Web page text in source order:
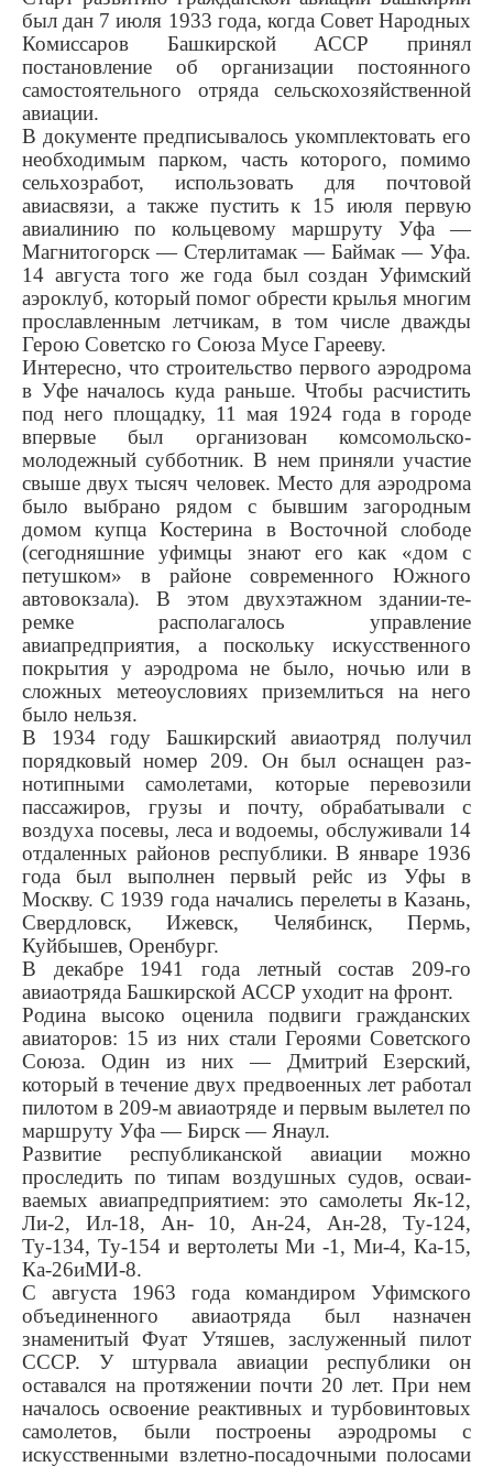
был дан 7 июля 1933 года, когда Совет Народных
Комиссаров Башкир­ской АССР принял
постановле­ние об организации постоянно­го
самостоятельного отряда сельскохозяйственной
авиации.
В документе предписывалось укомплектовать его
необходи­мым парком, часть которого, по­мимо
сельхозработ, использо­вать для почтовой
авиасвязи, а также пустить к 15 июля первую
авиалинию по кольцевому марш­руту Уфа —
Магнитогорск — Стерлитамак — Баймак — Уфа.
14 августа того же года был соз­дан Уфимский
аэроклуб, который помог обрести крылья многим
прославленным летчикам, в том числе дважды
Герою Советско­ го Союза Мусе Гарееву.
Интересно, что строитель­ство первого аэродрома
в Уфе началось куда раньше. Чтобы расчистить
под него площадку, 11 мая 1924 года в городе
впер­вые был организован комсо­мольско-
молодежный суббот­ник. В нем приняли участие
свы­ше двух тысяч человек. Место для аэродрома
было выбрано рядом с бывшим загородным
домом купца Костерина в Вос­точной слободе
(сегодняшние уфимцы знают его как «дом с
петушком» в районе современ­ного Южного
автовокзала). В этом двухэтажном здании-те­
ремке располагалось управление
авиапредприятия, а поскольку искусственного
покрытия у аэро­дрома не было, ночью или в
сложных метеоусловиях при­землиться на него
было нельзя.
В 1934 году Башкирский авиа­отряд получил
порядковый но­мер 209. Он был оснащен раз­
нотипными самолетами, кото­рые перевозили
пассажиров, грузы и почту, обрабатывали с
воздуха посевы, леса и водо­емы, обслуживали 14
отдаленных районов республики. В январе 1936
года был выполнен первый рейс из Уфы в
Москву. С 1939 года начались перелеты в Казань,
Свердловск, Ижевск, Че­лябинск, Пермь,
Куйбышев, Оренбург.
В декабре 1941 года летный состав 209-го
авиаотряда Баш­кирской АССР уходит на фронт.
Родина высоко оценила подвиги гражданских
авиаторов: 15 из них стали Героями Советского
Союза. Один из них — Дмитрий Езерский,
который в течение двух предвоенных лет работал
пилотом в 209-м авиаотряде и первым вылетел по
маршруту Уфа — Бирск — Янаул.
Развитие республиканской авиации можно
проследить по типам воздушных судов, осваи­
ваемых авиапредприятием: это самолеты Як-12,
Ли-2, Ил-18, Ан- 10, Ан-24, Ан-28, Ту-124,
Ту-134, Ту-154 и вертолеты Ми -1, Ми-4, Ка-15,
Ка-26иМИ-8.
С августа 1963 года коман­диром Уфимского
объединен­ного авиаотряда был назначен
знаменитый Фуат Утяшев, за­служенный пилот
СССР. У штур­вала авиации республики он
оставался на протяжении почти 20 лет. При нем
началось освое­ние реактивных и турбовинто­вых
самолетов, были построены аэродромы с
искусственными взлетно-посадочными полоса­ми